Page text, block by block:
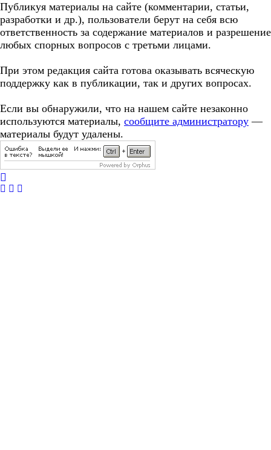
Публикуя материалы на сайте (комментарии, статьи,
разработки и др.), пользователи берут на себя всю
ответственность за содержание материалов и разрешение
любых спорных вопросов с третьми лицами.
При этом редакция сайта готова оказывать всяческую
поддержку как в публикации, так и других вопросах.
Если вы обнаружили, что на нашем сайте незаконно
используются материалы, сообщите администратору —
материалы будут удалены.